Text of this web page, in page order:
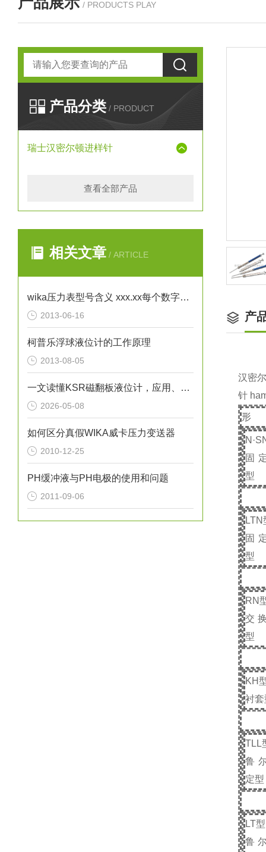
/ PRODUCTS PLAY
产品分类 / PRODUCT
瑞士汉密尔顿进样针
查看全部产品
相关文章 / ARTICLE
wika压力表型号含义 xxx.xx每个数字不一样时都代表了哪些区别？
2013-06-16
柯普乐浮球液位计的工作原理
2013-08-05
一文读懂KSR磁翻板液位计，应用、操作与养护
2026-05-08
如何区分真假WIKA威卡压力变送器
2010-12-25
PH缓冲液与PH电极的使用和问题
2011-09-06
产
汉密
针
N ·
固
型
LTN
固
型
RN
交
型
KH
衬套
TLL
鲁
定型
LT型
鲁